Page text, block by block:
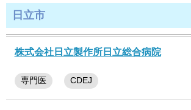
日立市
株式会社日立製作所日立総合病院
専門医 CDEJ